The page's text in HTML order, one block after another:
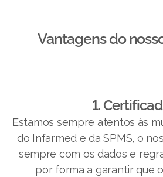
Vantagens do
1.
Estamos sempre atentos às
do Infarmed e da SPMS, o
sempre com os dados e
por forma a garantir que